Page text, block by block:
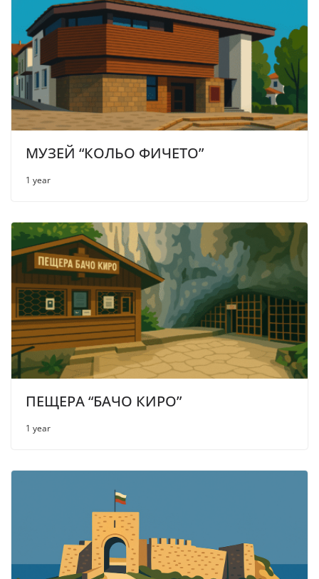
МУЗЕЙ “КОЛЬО ФИЧЕТО”
1 year
ПЕЩЕРА “БАЧО КИРО”
1 year